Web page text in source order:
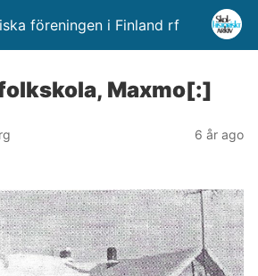
föreningen i Finland rf
Maxmo[:]
6 år ago